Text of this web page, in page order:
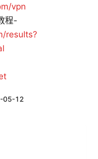
vpn
程-
results?
05-12